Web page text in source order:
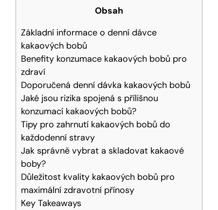
Obsah
Základní informace o denní dávce
kakaových bobů
Benefity konzumace kakaových bobů pro
zdraví
Doporučená denní dávka kakaových bobů
Jaké jsou rizika spojená s přílišnou
konzumací kakaových bobů?
Tipy pro zahrnutí kakaových⁣ bobů do
každodenní stravy
Jak správně vybrat a skladovat kakaové
boby?
Důležitost kvality kakaových bobů pro
maximální zdravotní přínosy
Key ‌Takeaways